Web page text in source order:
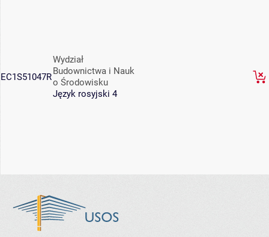
EC1S51047R
Wydział
Budownictwa i Nauk
o Środowisku
Język rosyjski 4